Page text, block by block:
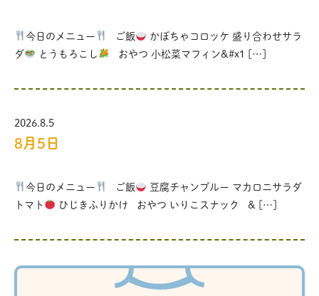
今日のメニュー ご飯
かぼちゃコロッケ 盛り合わせサラ
ダ
とうもろこし おやつ 小松菜マフィン&#x1 […]
2026.8.5
8月5日
今日のメニュー ご飯
豆腐チャンプルー マカロニサラダ
トマト
ひじきふりかけ おやつ いりこスナック & […]